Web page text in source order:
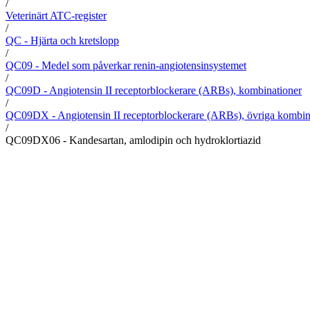
/
Veterinärt ATC-register
/
QC - Hjärta och kretslopp
/
QC09 - Medel som påverkar renin-angiotensinsystemet
/
QC09D - Angiotensin II receptorblockerare (ARBs), kombinationer
/
QC09DX - Angiotensin II receptorblockerare (ARBs), övriga
/
QC09DX06 - Kandesartan, amlodipin och hydroklortiazid